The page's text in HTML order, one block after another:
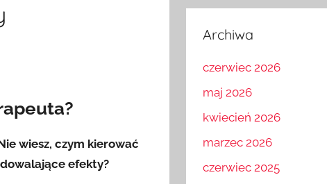
wiesz, czym kierować
efekty?
Archiwa
czerwiec 2026
maj 2026
kwiecień 2026
marzec 2026
czerwiec 2025